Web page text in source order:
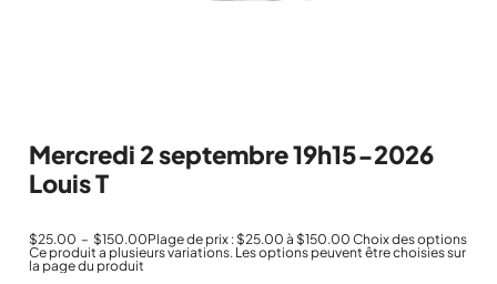
Mercredi 2 septembre 19h15-2026
Louis T
$25.00 – $150.00Plage de prix : $25.00 à $150.00 Choix des options
Ce produit a plusieurs variations. Les options peuvent être choisies sur
la page du produit